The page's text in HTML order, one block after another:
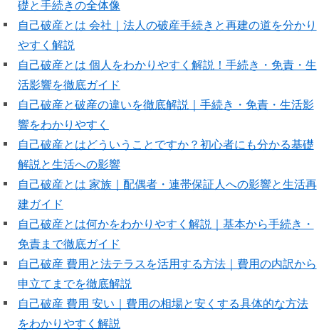
礎と手続きの全体像
自己破産とは 会社｜法人の破産手続きと再建の道を分かり
やすく解説
自己破産とは 個人をわかりやすく解説！手続き・免責・生
活影響を徹底ガイド
自己破産と破産の違いを徹底解説｜手続き・免責・生活影
響をわかりやすく
自己破産とはどういうことですか？初心者にも分かる基礎
解説と生活への影響
自己破産とは 家族｜配偶者・連帯保証人への影響と生活再
建ガイド
自己破産とは何かをわかりやすく解説｜基本から手続き・
免責まで徹底ガイド
自己破産 費用と法テラスを活用する方法｜費用の内訳から
申立てまでを徹底解説
自己破産 費用 安い｜費用の相場と安くする具体的な方法
をわかりやすく解説